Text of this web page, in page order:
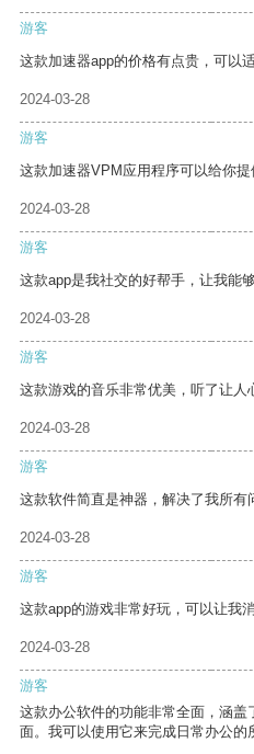
游客
这款加速器app的价格有点贵，可以
2024-03-28
游客
这款加速器VPM应用程序可以给你提
2024-03-28
游客
这款app是我社交的好帮手，让我能
2024-03-28
游客
这款游戏的音乐非常优美，听了让人
2024-03-28
游客
这款软件简直是神器，解决了我所有
2024-03-28
游客
这款app的游戏非常好玩，可以让我消
2024-03-28
游客
这款办公软件的功能非常全面，涵
面。我可以使用它来完成日常办公的